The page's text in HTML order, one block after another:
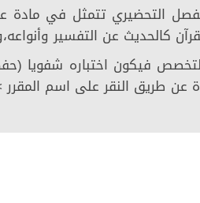
التحضيري تتمثل في مادة
كالحديث عن التفسير
فيكون اختباره شفويا
عن طريق النقر على اسم المقرر